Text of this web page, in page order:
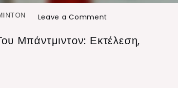
Leave a Comment
Σκοραρίσματος
Μπάντμιντον: Εκτέλεση,